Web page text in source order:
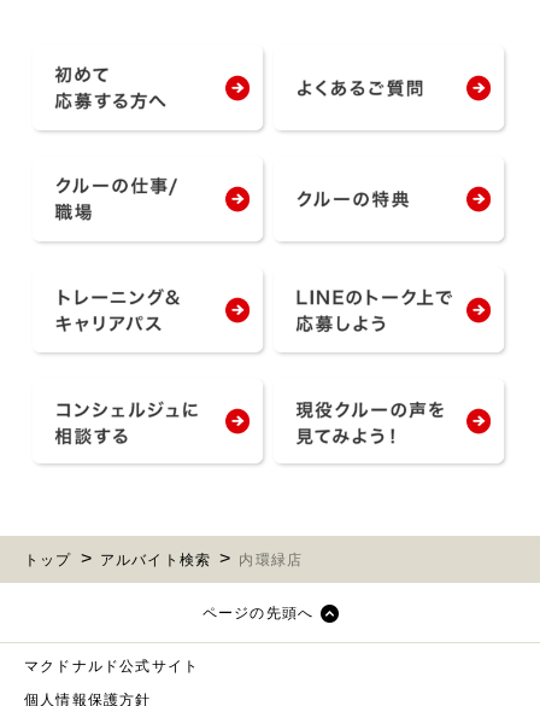
トップ アルバイト検索 内環緑店
ページの先頭へ
マクドナルド公式サイト
個人情報保護方針